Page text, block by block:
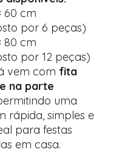
60 cm
por 6 peças)
80 cm
por 12 peças)
vem com fita
na parte
uma
rápida, simples e
para festas
em casa.